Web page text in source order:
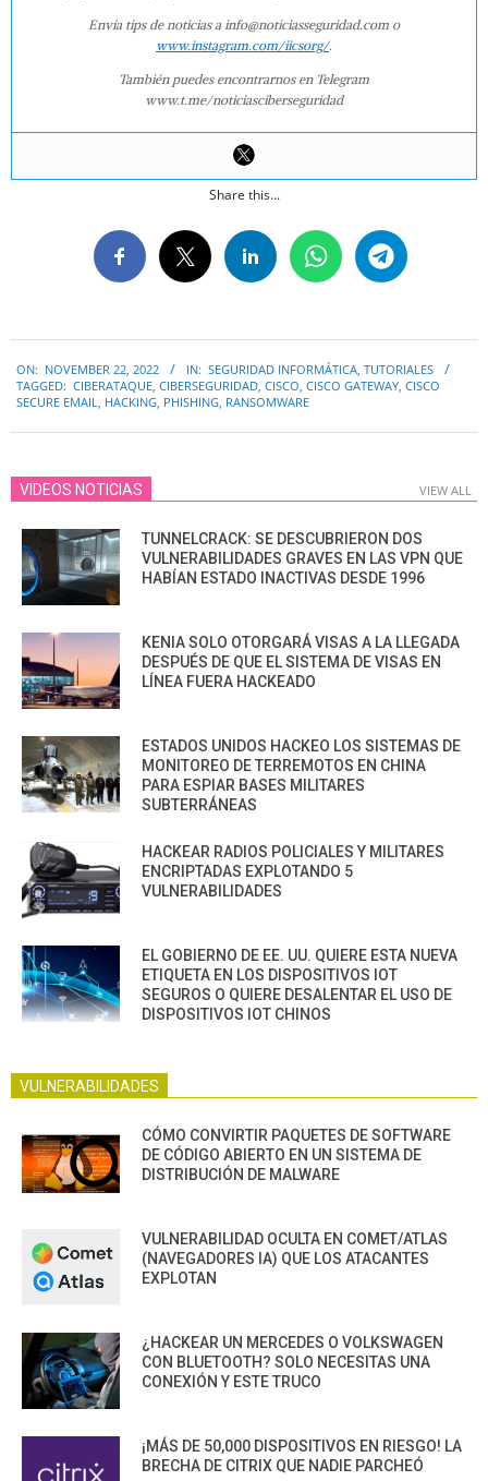
Envía tips de noticias a info@noticiasseguridad.com o
www.instagram.com/iicsorg/.
También puedes encontrarnos en Telegram
www.t.me/noticiasciberseguridad
Share this...
11-
22
ON: NOVEMBER 22, 2022 IN: SEGURIDAD INFORMÁTICA, TUTORIALES
TAGGED: CIBERATAQUE, CIBERSEGURIDAD, CISCO, CISCO GATEWAY, CISCO
SECURE EMAIL, HACKING, PHISHING, RANSOMWARE
VIDEOS NOTICIAS VIEW ALL
TUNNELCRACK: SE DESCUBRIERON DOS
VULNERABILIDADES GRAVES EN LAS VPN QUE
HABÍAN ESTADO INACTIVAS DESDE 1996
KENIA SOLO OTORGARÁ VISAS A LA LLEGADA
DESPUÉS DE QUE EL SISTEMA DE VISAS EN
LÍNEA FUERA HACKEADO
ESTADOS UNIDOS HACKEO LOS SISTEMAS DE
MONITOREO DE TERREMOTOS EN CHINA
PARA ESPIAR BASES MILITARES
SUBTERRÁNEAS
HACKEAR RADIOS POLICIALES Y MILITARES
ENCRIPTADAS EXPLOTANDO 5
VULNERABILIDADES
EL GOBIERNO DE EE. UU. QUIERE ESTA NUEVA
ETIQUETA EN LOS DISPOSITIVOS IOT
SEGUROS O QUIERE DESALENTAR EL USO DE
DISPOSITIVOS IOT CHINOS
VULNERABILIDADES
CÓMO CONVIRTIR PAQUETES DE SOFTWARE
DE CÓDIGO ABIERTO EN UN SISTEMA DE
DISTRIBUCIÓN DE MALWARE
VULNERABILIDAD OCULTA EN COMET/ATLAS
(NAVEGADORES IA) QUE LOS ATACANTES
EXPLOTAN
¿HACKEAR UN MERCEDES O VOLKSWAGEN
CON BLUETOOTH? SOLO NECESITAS UNA
CONEXIÓN Y ESTE TRUCO
¡MÁS DE 50,000 DISPOSITIVOS EN RIESGO! LA
BRECHA DE CITRIX QUE NADIE PARCHEÓ